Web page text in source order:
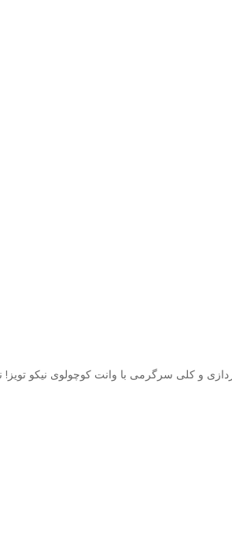
و کلی سرگرمی با وانت کوچولوی نیکو